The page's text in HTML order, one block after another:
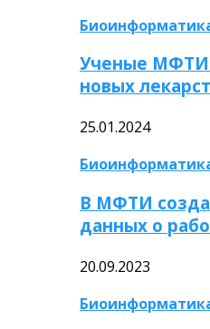
Ученые МФТИ
новых
25.01.2024
В МФТИ
данных о
20.09.2023